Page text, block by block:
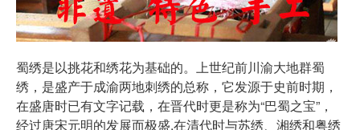
蜀绣是以挑花和绣花为基础的。上世纪前川渝大地群蜀
绣，是盛产于成渝两地刺绣的总称，它发源于史前时期，
在盛唐时已有文字记载，在晋代时更是称为“巴蜀之宝”，
经过唐宋元明的发展而极盛,在清代时与苏绣、湘绣和粤绣